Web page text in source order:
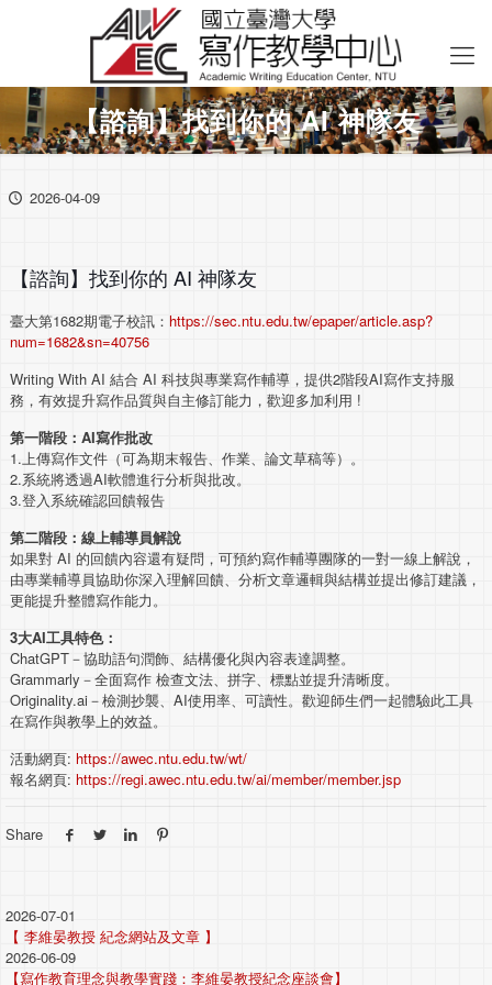
【諮詢】找到你的 AI 神隊友
2026-04-09
【諮詢】找到你的 AI 神隊友
臺大第1682期電子校訊： https://sec.ntu.edu.tw/epaper/article.asp?
num=1682&sn=40756
Writing With AI 結合 AI 科技與專業寫作輔導，提供2階段AI寫作支持服
務，有效提升寫作品質與自主修訂能力，歡迎多加利用 !
第一階段：AI寫作批改
1.上傳寫作文件（可為期末報告、作業、論文草稿等）。
2.系統將透過AI軟體進行分析與批改。
3.登入系統確認回饋報告
第二階段：線上輔導員解說
如果對 AI 的回饋內容還有疑問，可預約寫作輔導團隊的一對一線上解說，
由專業輔導員協助你深入理解回饋、分析文章邏輯與結構並提出修訂建議，
更能提升整體寫作能力。
3大AI工具特色：
ChatGPT－協助語句潤飾、結構優化與內容表達調整。
Grammarly－全面寫作 檢查文法、拼字、標點並提升清晰度。
Originality.ai－檢測抄襲、AI使用率、可讀性。歡迎師生們一起體驗此工具
在寫作與教學上的效益。
活動網頁: https://awec.ntu.edu.tw/wt/
報名網頁:https://regi.awec.ntu.edu.tw/ai/member/member.jsp
Share
2026-07-01
【 李維晏教授 紀念網站及文章 】
2026-06-09
【寫作教育理念與教學實踐：李維晏教授紀念座談會】